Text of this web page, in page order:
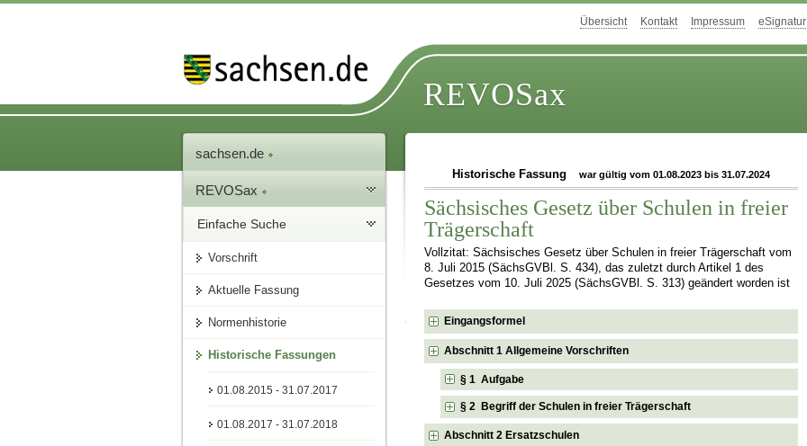
Übersicht Kontakt Impressum eSignatur
REVOSax
sachsen.de
REVOSax
Einfache Suche
Vorschrift
Aktuelle Fassung
Normenhistorie
Historische Fassungen
01.08.2015 - 31.07.2017
01.08.2017 - 31.07.2018
Historische Fassung war gültig vom 01.08.2023 bis 31.07.2024
Sächsisches Gesetz über Schulen in freier
Trägerschaft
Vollzitat: Sächsisches Gesetz über Schulen in freier Trägerschaft vom
8. Juli 2015 (SächsGVBl. S. 434), das zuletzt durch Artikel 1 des
Gesetzes vom 10. Juli 2025 (SächsGVBl. S. 313) geändert worden ist
Eingangsformel
Abschnitt 1 Allgemeine Vorschriften
§ 1 Aufgabe
§ 2 Begriff der Schulen in freier Trägerschaft
Abschnitt 2 Ersatzschulen